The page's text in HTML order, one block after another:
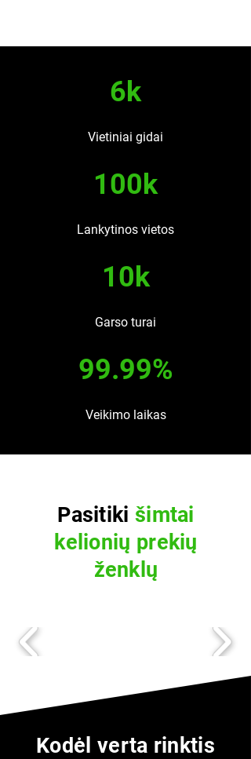
6k
Vietiniai gidai
100k
Lankytinos vietos
10k
Garso turai
99.99%
Veikimo laikas
Pasitiki šimtai
kelionių prekių
ženklų
Kodėl verta rinktis